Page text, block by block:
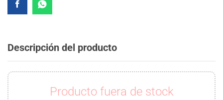
Descripción del producto
Producto fuera de stock